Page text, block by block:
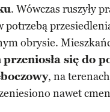
. Wówczas ruszyły
potrzebą
obrysie.
przeniosła się do
, na
nawet